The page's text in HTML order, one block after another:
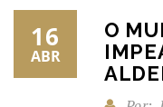
16
ABR
O